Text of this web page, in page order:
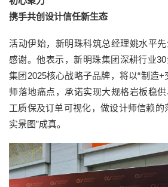
携手共创设计信任新生态
活动伊始，新明珠科筑总经理姚水平
感谢。他表示，新明珠集团深耕行业
集团2025核心战略子品牌，将以“制造
师落地痛点，承诺实现大规格岩板稳
工质保及订单可视化，做设计师信赖的
实景图”成真。